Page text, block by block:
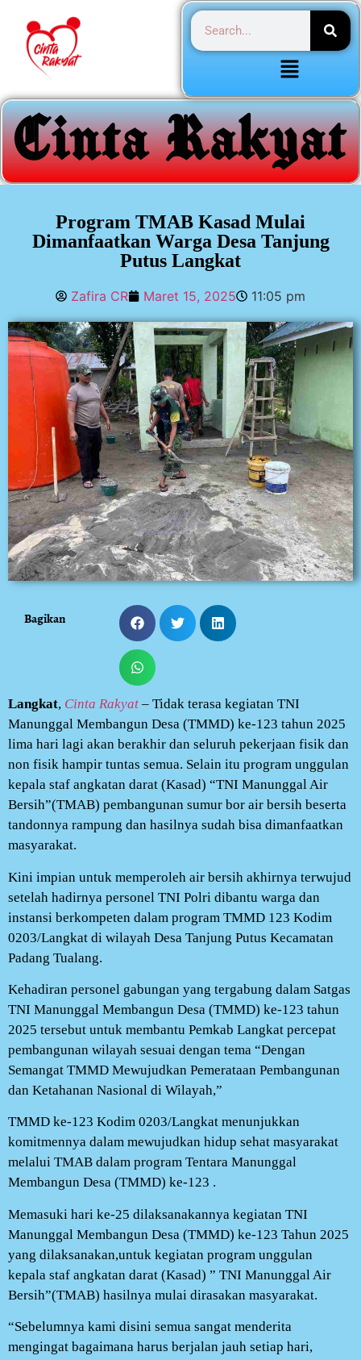
Program TMAB Kasad Mulai
Dimanfaatkan Warga Desa Tanjung
Putus Langkat
Zafira CR Maret 15, 2025 11:05 pm
Bagikan
Langkat, Cinta Rakyat – Tidak terasa kegiatan TNI
Manunggal Membangun Desa (TMMD) ke-123 tahun 2025
lima hari lagi akan berakhir dan seluruh pekerjaan fisik dan
non fisik hampir tuntas semua. Selain itu program unggulan
kepala staf angkatan darat (Kasad) “TNI Manunggal Air
Bersih”(TMAB) pembangunan sumur bor air bersih beserta
tandonnya rampung dan hasilnya sudah bisa dimanfaatkan
masyarakat.
Kini impian untuk memperoleh air bersih akhirnya terwujud
setelah hadirnya personel TNI Polri dibantu warga dan
instansi berkompeten dalam program TMMD 123 Kodim
0203/Langkat di wilayah Desa Tanjung Putus Kecamatan
Padang Tualang.
Kehadiran personel gabungan yang tergabung dalam Satgas
TNI Manunggal Membangun Desa (TMMD) ke-123 tahun
2025 tersebut untuk membantu Pemkab Langkat percepat
pembangunan wilayah sesuai dengan tema “Dengan
Semangat TMMD Mewujudkan Pemerataan Pembangunan
dan Ketahanan Nasional di Wilayah,”
TMMD ke-123 Kodim 0203/Langkat menunjukkan
komitmennya dalam mewujudkan hidup sehat masyarakat
melalui TMAB dalam program Tentara Manunggal
Membangun Desa (TMMD) ke-123 .
Memasuki hari ke-25 dilaksanakannya kegiatan TNI
Manunggal Membangun Desa (TMMD) ke-123 Tahun 2025
yang dilaksanakan,untuk kegiatan program unggulan
kepala staf angkatan darat (Kasad) ” TNI Manunggal Air
Bersih”(TMAB) hasilnya mulai dirasakan masyarakat.
“Sebelumnya kami disini semua sangat menderita
mengingat bagaimana harus berjalan jauh setiap hari,